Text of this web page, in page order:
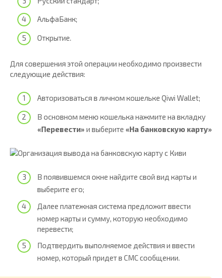
АльфаБанк;
Открытие.
Для совершения этой операции необходимо произвести
следующие действия:
Авторизоваться в личном кошельке Qiwi Wallet;
В основном меню кошелька нажмите на вкладку
«Перевести» и выберите «На банковскую карту»
В появившемся окне найдите свой вид карты и
выберите его;
Далее платежная система предложит ввести
номер карты и сумму, которую необходимо
перевести;
Подтвердить выполняемое действия и ввести
номер, который придет в СМС сообщении.